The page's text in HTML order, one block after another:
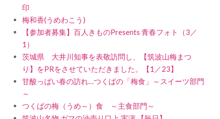
印
梅和香(うめわこう)
【参加者募集】百人きものPresents 青春フォト（3／
1）
茨城県 大井川知事を表敬訪問し、【筑波山梅まつ
り】をPRをさせていただきました。【1／23】
甘酸っぱい春の訪れ…つくばの「梅食」～スイーツ部門
～
つくばの梅（うめ～）食 ～主食部門～